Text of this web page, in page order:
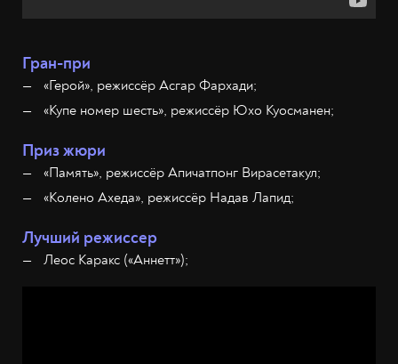
Гран-при
«Герой», режиссёр Асгар Фархади;
«Купе номер шесть», режиссёр Юхо Куосманен;
Приз жюри
«Память», режиссёр Апичатпонг Вирасетакул;
«Колено Ахеда», режиссёр Надав Лапид;
Лучший режиссер
Леос Каракс («Аннетт»);